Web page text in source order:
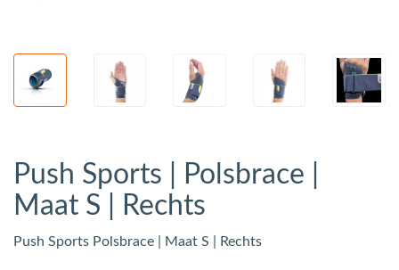
Push Sports | Polsbrace |
Maat S | Rechts
Push Sports Polsbrace | Maat S | Rechts